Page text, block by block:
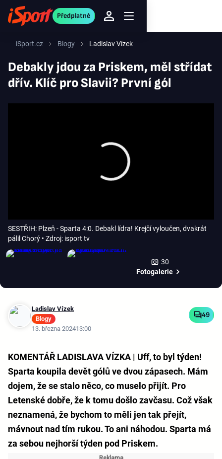
Předplatné
iSport.cz Blogy Ladislav Vízek
Debakly jdou za Priskem, měl střídat
dřív. Klíč pro Slavii? První gól
SESTŘIH: Plzeň - Sparta 4:0. Debakl lídra! Krejčí vyloučen, dvakrát
pálil Chorý • Zdroj: isport tv
30
Fotogalerie
Ladislav Vízek
Blogy
13. března 202413:00
49
KOMENTÁŘ LADISLAVA VÍZKA | Uff, to byl týden!
Sparta koupila devět gólů ve dvou zápasech. Mám
dojem, že se stalo něco, co muselo přijít. Pro
Letenské dobře, že k tomu došlo zavčasu. Což však
neznamená, že bychom to měli jen tak přejít,
mávnout nad tím rukou. To ani náhodou. Sparta má
za sebou nejhorší týden pod Priskem.